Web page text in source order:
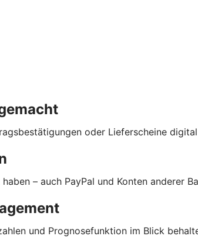
oder Lieferscheine
– auch PayPal und Konten anderer
und Prognosefunktion im Blick